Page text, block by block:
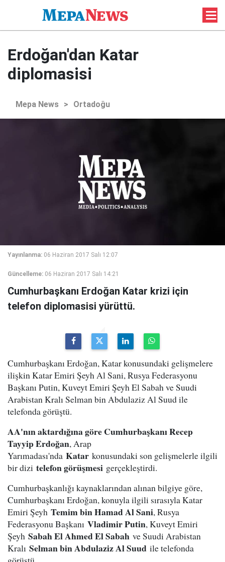
Erdoğan'dan Katar
diplomasisi
Mepa News > Ortadoğu
Yayınlanma: 06 Haziran 2017 Salı 12:07
Güncelleme: 06 Haziran 2017 Salı 14:21
Cumhurbaşkanı Erdoğan Katar krizi için
telefon diplomasisi yürüttü.
Cumhurbaşkanı Erdoğan, Katar konusundaki gelişmelere
ilişkin Katar Emiri Şeyh Al Sani, Rusya Federasyonu
Başkanı Putin, Kuveyt Emiri Şeyh El Sabah ve Suudi
Arabistan Kralı Selman bin Abdulaziz Al Suud ile
telefonda görüştü.
AA'nın aktardığına göre Cumhurbaşkanı Recep
Tayyip Erdoğan, Arap
Yarımadası'nda Katar konusundaki son gelişmelerle ilgili
bir dizi telefon görüşmesi gerçekleştirdi.
Cumhurbaşkanlığı kaynaklarından alınan bilgiye göre,
Cumhurbaşkanı Erdoğan, konuyla ilgili sırasıyla Katar
Emiri Şeyh Temim bin Hamad Al Sani, Rusya
Federasyonu Başkanı Vladimir Putin, Kuveyt Emiri
Şeyh Sabah El Ahmed El Sabah ve Suudi Arabistan
Kralı Selman bin Abdulaziz Al Suud ile telefonda